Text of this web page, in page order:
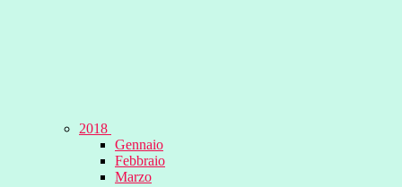
2018
Gennaio
Febbraio
Marzo